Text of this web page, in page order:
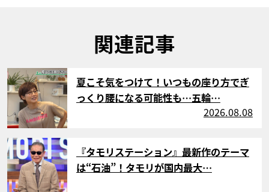
関連記事
サムネイル
夏こそ気をつけて！いつもの座り方でぎ
っくり腰になる可能性も…五輪…
2026.08.08
サムネイル
『タモリステーション』最新作のテーマ
は“石油”！タモリが国内最大…